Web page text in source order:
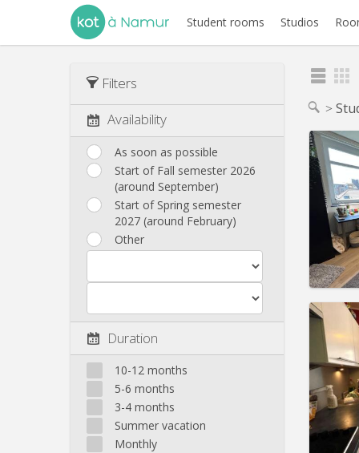
Student rooms Studios
Filters
Availability
As soon as possible
Start of Fall semester 2026
(around September)
Start of Spring semester
2027 (around February)
Other
Duration
10-12 months
5-6 months
3-4 months
Summer vacation
Monthly
Rent:
Rent: